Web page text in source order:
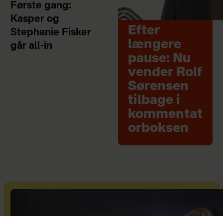
Første gang:
Kasper og
Stephanie Fisker
går all-in
Efter
længere
pause: Nu
vender Rolf
Sørensen
tilbage i
kommentat
orboksen